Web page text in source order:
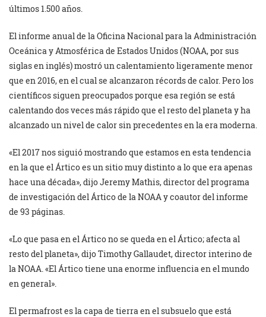
últimos 1.500 años.
El informe anual de la Oficina Nacional para la Administración
Oceánica y Atmosférica de Estados Unidos (NOAA, por sus
siglas en inglés) mostró un calentamiento ligeramente menor
que en 2016, en el cual se alcanzaron récords de calor. Pero los
científicos siguen preocupados porque esa región se está
calentando dos veces más rápido que el resto del planeta y ha
alcanzado un nivel de calor sin precedentes en la era moderna.
«El 2017 nos siguió mostrando que estamos en esta tendencia
en la que el Ártico es un sitio muy distinto a lo que era apenas
hace una década», dijo Jeremy Mathis, director del programa
de investigación del Ártico de la NOAA y coautor del informe
de 93 páginas.
«Lo que pasa en el Ártico no se queda en el Ártico; afecta al
resto del planeta», dijo Timothy Gallaudet, director interino de
la NOAA. «El Ártico tiene una enorme influencia en el mundo
en general».
El permafrost es la capa de tierra en el subsuelo que está